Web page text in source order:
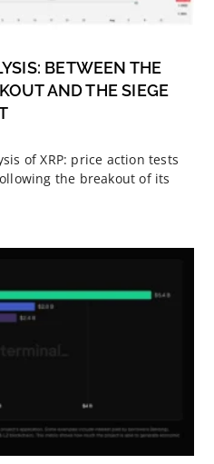
BETWEEN THE
AND THE SIEGE
of XRP: price action tests
the breakout of its